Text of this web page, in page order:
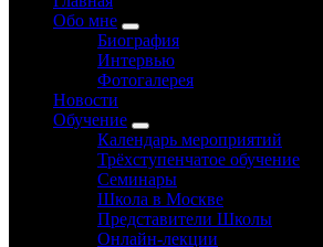
Обо мне
Биография
Интервью
Фотогалерея
Новости
Обучение
Календарь мероприятий
Трёхступенчатое обучение
Семинары
Школа в Москве
Представители Школы
Онлайн-лекции